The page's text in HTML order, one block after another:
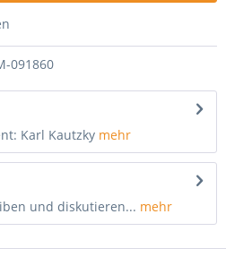
091860
Karl Kautzky mehr
und diskutieren... mehr